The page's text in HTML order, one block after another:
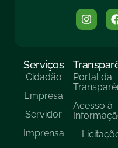
Serviços
Cidadão
Empresa
Servidor
Imprensa
Portal da
Acesso à